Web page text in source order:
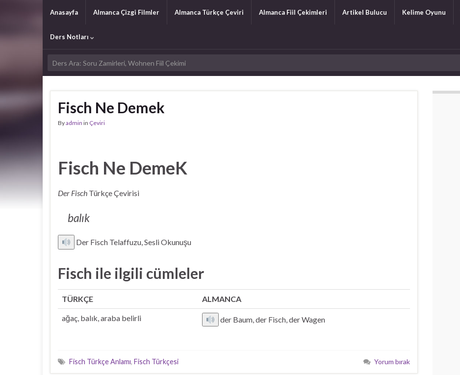
Anasayfa Almanca Çizgi Filmler Almanca Türkçe Çeviri Almanca Fiil Çekimleri Artikel Bulucu Kelime Oyunu
Ders Notları
Fisch Ne Demek
Byadmin in Çeviri
Fisch Ne DemeK
Der Fisch Türkçe Çevirisi
balık
Der Fisch Telaffuzu, Sesli Okunuşu
Fisch ile ilgili cümleler
TÜRKÇE ALMANCA
ağaç, balık, araba belirli der Baum, der Fisch, der Wagen
Fisch Türkçe Anlamı, Fisch Türkçesi Yorum bırak